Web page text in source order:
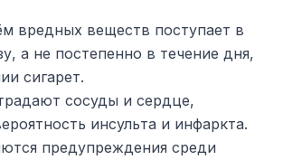
вредных веществ поступает в
а не постепенно в течение дня,
сигарет.
сосуды и сердце,
инсульта и инфаркта.
предупреждения среди